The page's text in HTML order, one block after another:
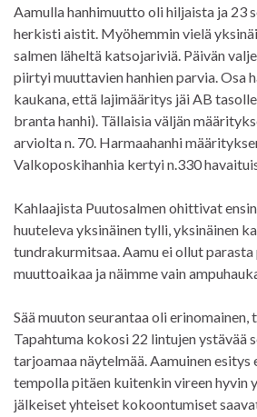
Aamulla hanhimuutto oli hiljaista ja 23
herkisti aistit. Myöhemmin vielä
salmen läheltä katsojariviä. Päivän
piirtyi muuttavien hanhien parvia. Osa
kaukana, että lajimääritys jäi AB
branta hanhi). Tällaisia väljän
arviolta n. 70. Harmaahanhi
Valkoposkihanhia kertyi n.330
Kahlaajista Puutosalmen ohittivat
huuteleva yksinäinen tylli, yksinäinen
tundrakurmitsaa. Aamu ei ollut
muuttoaikaa ja näimme vain
Sää muuton seurantaa oli
Tapahtuma kokosi 22 lintujen ystävää
tarjoamaa näytelmää. Aamuinen esitys
tempolla pitäen kuitenkin vireen hyvin
jälkeiset yhteiset kokoontumiset